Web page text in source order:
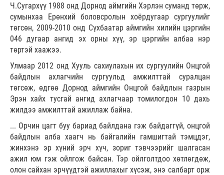
Ч.Сугархүү 1988 онд Дорнод аймгийн Хэрлэн суманд төрж,
сумынхаа Ерөнхий боловсролын хоёрдугаар сургуулийг
төгсөн, 2009-2010 онд Сүхбаатар аймгийн хилийн цэргийн
046 дугаар ангид эх орны хүү, эр цэргийн албаа нэр
төртэй хаажээ.
Улмаар 2012 онд Хууль сахиулахын их сургуулийн Онцгой
байдлын ахлагчийн сургуульд амжилттай суралцан
төгсөж, өдгөө Дорнод аймгийн Онцгой байдлын газрын
Эрэн хайх тусгай ангид ахлагчаар томилогдон 10 дахь
жилдээ амжилттай ажиллаж байна.
... Орчин цагт буу бариад байлдана гэж байдаггүй, онцгой
байдлын алба хаагч нь байгалийн гамшигтай тэмцдэг,
жинхэнэ эр хүний эрч хүч, зориг тэвчээрийг шалгасан
ажил юм гэж ойлгож байсан. Тэр ойлголтдоо хөтлөгдөж,
олон сайхан эрчүүдтэй ажиллахыг хүсэж, энэ салбарт орж